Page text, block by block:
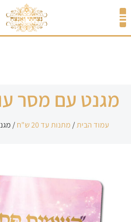
מגנט עם מסר
עמוד הבית/ מתנות עד 20 ש"ח /